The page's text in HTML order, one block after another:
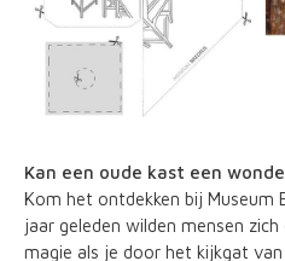
Kan een oude kast een
Kom het ontdekken bij Museum
jaar geleden wilden mensen
magie als je door het kijkgat